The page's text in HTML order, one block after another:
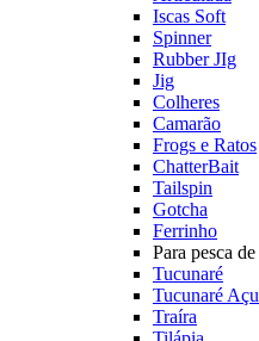
Iscas Soft
Spinner
Rubber JIg
Jig
Colheres
Camarão
Frogs e Ratos
ChatterBait
Tailspin
Gotcha
Ferrinho
Para pesca de
Tucunaré
Tucunaré Açu
Traíra